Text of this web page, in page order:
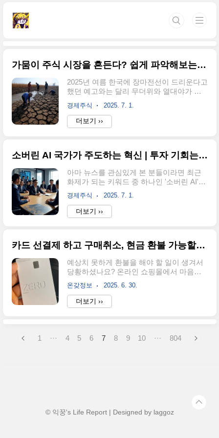
가뭄이 주식 시장을 흔든다? 쉽게 파악해보는 가뭄 관련주(국내/해외)
2025년 여름 한국에 장마전선이 드리운다고
했던 예고와는 달리 무더위와 열대야가 시
작된다는 뉴스를 보셨을거에요. 그래서 많
은 분들이 "가뭄 오는 거 아니었어?"라는 말
들이 나오고 있는데요.가뭄은 물 부족부터
시작해서 농사 문제까지 이어지니까 기업들
주목받고 있는 이유인데요. 어떤 회사가 있
국내에서 눈여겨볼 가뭄 관련주1️⃣코오롱글
로벌코오롱 글로벌은 건설과 환경 사업을
하는 회사인데요. 특히 물을 깨끗하게 만드
는 수처리 기술이 강점인 회사에요. 해외에
서도 상하수도 사업으로 인정받고 있는 기
..
경제주식 2025. 7. 1.
더보기 ››
소버린 AI 국가가 주도하는 혁신 | 투자 기회는 어떤 기업에 있을까?
아마 뉴스를 관심있게 본 분들이라면 최근
화제가 되는 키워드 중 하나인 '소버린 AI'에
대해 들어본 적이 있을 거라고 생각하는데
요.저 역시 전 세계가 패권을 두고 싸우는 섹
터인만큼 주의깊게 살펴보고 있는 테마에
요. 지금 우리나라 정부에서도 AI를 엄청나
리의 투자 기회는 어떤 기업에 있는지 자세
린 AI(Sovereign AI)는 국가가 자체적으로 AI
기술을 개발하고 관리, 운영까지 하는 체계
를 말하는데요. 데이터 주권부터 시작해서
국가 안보, 경제적 독립성을 확보하기 위해
서 설계된 거에요. 민간 기업 주도의 AI(챗지
경제주식 2025. 7. 1.
더보기 ››
카드 선결제 하고 구매취소, 현금 환불 가능할까요? 경험담 공유할게요!
예상치 못하게 환불을 해야 할 일이 생겨서
당황하셨나요? 온라인 쇼핑몰에서 마음에
드는 옷을 발견해서 카드로 결제했는데, 며
칠 후에 카드 앱에서 '선결제'까지 미리 해버
렸어요. 근데 막상 상품이 도착해보니 사이
즈가 맞지 않아서 교환을 요청하니까, 재고
가 한의원에서 다이어트 약을 구매하거나,
상황을 겪고 계신 분들을 위해서 실제 경험
을 바탕으로 카드 선결제 후 구매취소를 하
온갖정보 2025. 6. 30.
더보기 ››
1 ··· 4 5 6 7 8 9 10 ··· 804
© 익꿍's Life Report | Designed by laggoz